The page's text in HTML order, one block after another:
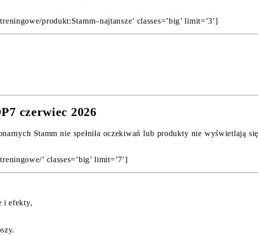
produkt:Stamm–najtansze’ classes=’big’ limit=’3′]
czerwiec 2026
Stamm nie spełniła oczekiwań lub produkty nie wyświetlają
’ classes=’big’ limit=’7′]
i efekty,